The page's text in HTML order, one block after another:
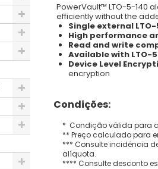
PowerVault™ LTO-5-140
efficiently without the
Single external
High performance
Read and write
Available with LTO-
Device Level
encryption
Condições:
* Condição válida para
** Preço calculado para
*** Consulte incidência
alíquota.
**** Consulte desconto